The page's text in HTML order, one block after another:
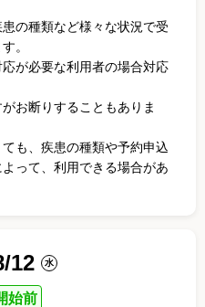
の種類など様々な状況で受
。
が必要な利用者の場合対応
お断りすることもありま
も、疾患の種類や予約申込
って、利用できる場合があ
/12 水
始前